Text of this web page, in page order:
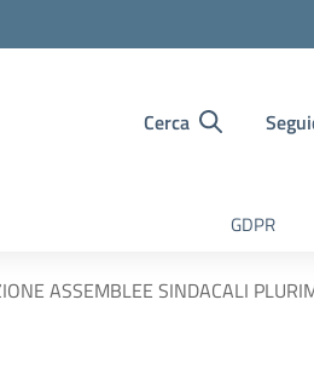
Cerca
GDPR
ASSEMBLEE SINDACALI